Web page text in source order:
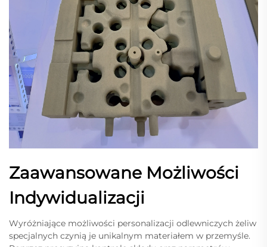
Zaawansowane Możliwości
Indywidualizacji
Wyróżniające możliwości personalizacji odlewniczych żeliw
specjalnych czynią je unikalnym materiałem w przemyśle.